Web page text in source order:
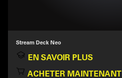
Stream Deck Neo
EN SAVOIR PLUS
ACHETER MAINTENANT